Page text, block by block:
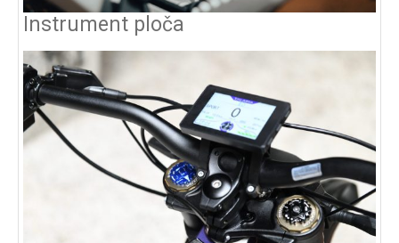
Instrument ploča